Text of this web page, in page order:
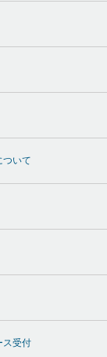
ついて
ス受付